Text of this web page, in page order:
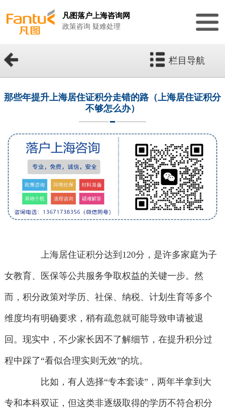
凡图落户上海咨询网
政策咨询 疑难处理
栏目导航
那些年提升上海居住证积分走错的路（上海居住证积分
不够怎么办）
上海居住证积分达到120分，是许多家庭为子
女教育、医保等公共服务争取权益的关键一步。然
而，积分政策对学历、社保、纳税、计划生育等多个
维度均有明确要求，稍有疏忽就可能导致申请被退
回。现实中，不少家长因不了解细节，在提升积分过
程中踩了“看似合理实则无效”的坑。
比如，有人选择“专本套读”，两年半拿到大
专和本科双证，但这类非逐级取得的学历不符合积分